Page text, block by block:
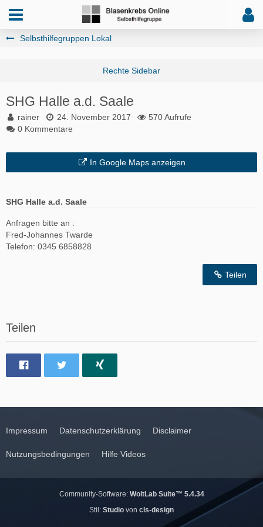
Selbsthilfegruppen Lokal
SHG Halle a.d. Saale
rainer 24. November 2017
570 Aufrufe
0 Kommentare
In Google Maps anzeigen
SHG Halle a.d. Saale
Anfragen bitte an :
Fred-Johannes Twarde
Telefon: 0345 6858828
Teilen
Teilen
Impressum Datenschutzerklärung Disclaimer
Nutzungsbedingungen Hilfe Videos
Community-Software: WoltLab Suite™ 5.4.34
Stil: Studio von cls-design